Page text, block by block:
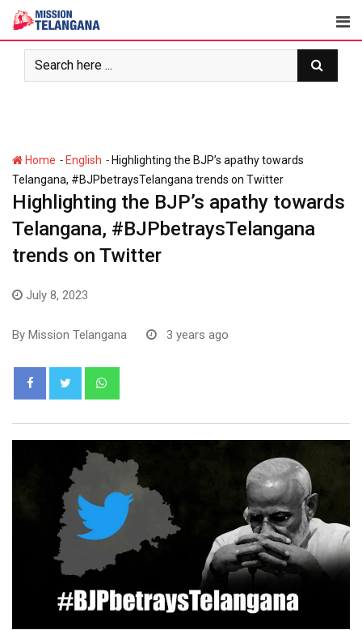
Skip
content
Home - English - Highlighting the BJP’s apathy towards
Telangana, #BJPbetraysTelangana trends on Twitter
Highlighting the BJP’s apathy towards
Telangana, #BJPbetraysTelangana
trends on Twitter
July 8, 2023
By Mission Telangana 3 years ago